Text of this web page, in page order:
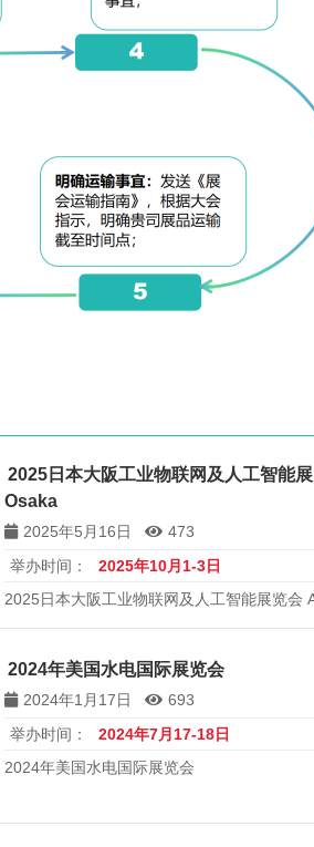
2025日本大阪工业物联网及人工智能
Osaka
2025年5月16日
473
举办时间：
2025年10月1-3日
2025日本大阪工业物联网及人工智能展览会
2024年美国水电国际展览会
2024年1月17日
693
举办时间：
2024年7月17-18日
2024年美国水电国际展览会